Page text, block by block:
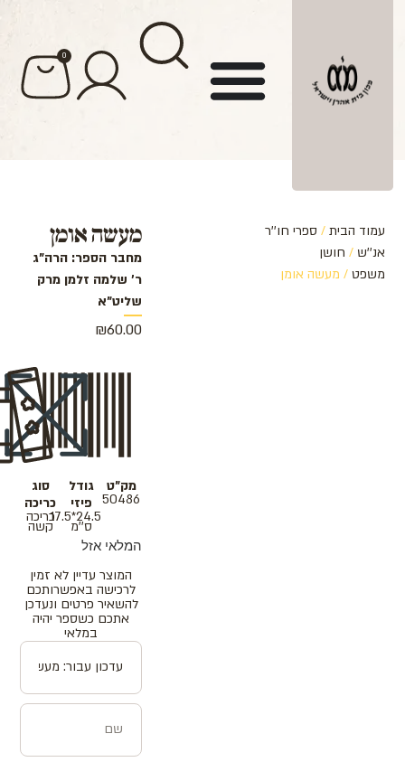
0
עמוד הבית / ספרי חו''ר
אנ''ש / חושן
משפט / מעשה אומן
מעשה אומן
מחבר הספר: הרה"ג
ר' שלמה זלמן מרק
שליט"א
₪60.00
מק"ט
50486
גודל
פיזי
24.5*17.5
ס''מ
סוג
כריכה
כריכה
קשה
המלאי אזל
המוצר עדיין לא זמין
לרכישה באפשרותכם
להשאיר פרטים ונעדכן
אתכם כשספר יהיה
במלאי